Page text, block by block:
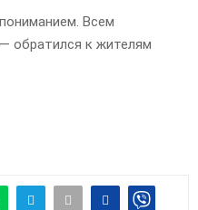
Всем
обратился к жителям